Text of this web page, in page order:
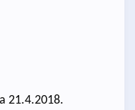
21.4.2018.